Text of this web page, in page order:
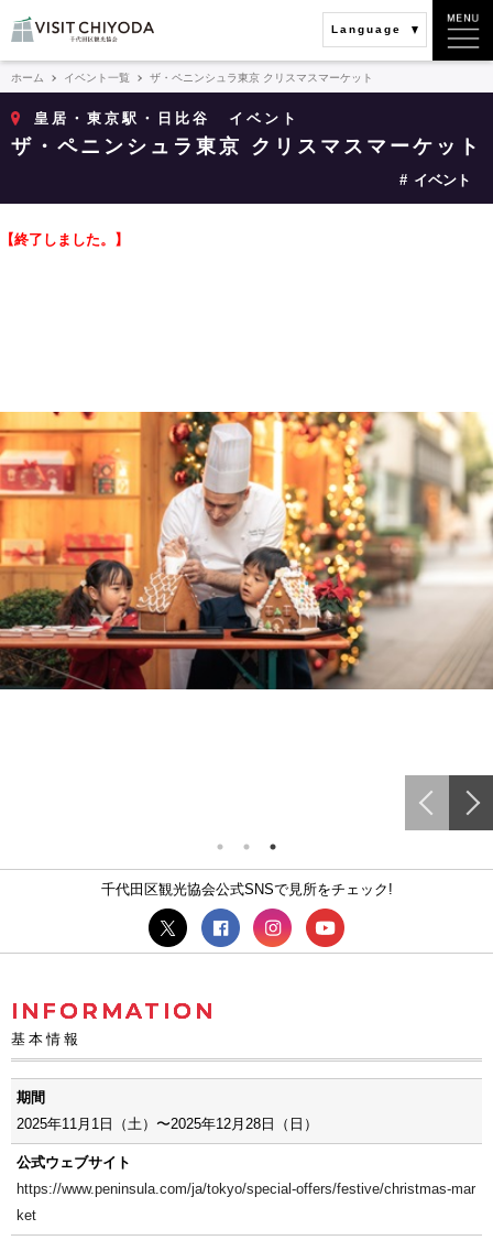
Language
ホーム イベント一覧 ザ・ペニンシュラ東京 クリスマスマーケット
皇居・東京駅・日比谷 イベント
ザ・ペニンシュラ東京 クリスマスマーケット
イベント
【終了しました。】
千代田区観光協会公式SNSで見所をチェック!
INFORMATION
基本情報
期間
2025年11月1日（土）〜2025年12月28日（日）
公式ウェブサイト
https://www.peninsula.com/ja/tokyo/special-offers/festive/christmas-mar
ket